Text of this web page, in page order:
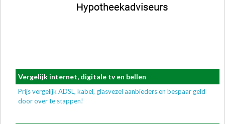
Vergelijk internet, digitale tv en bellen
Prijs vergelijk ADSL, kabel, glasvezel aanbieders en bespaar geld
door over te stappen!